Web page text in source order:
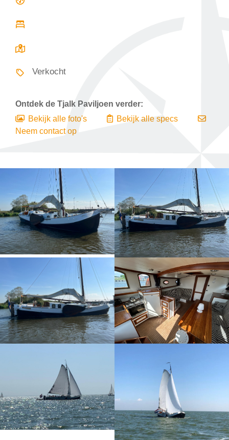
Verkocht
Ontdek de Tjalk Paviljoen verder:
Bekijk alle foto's
Bekijk alle specs
Neem contact op